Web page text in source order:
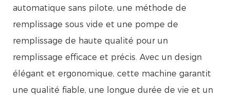
automatique sans pilote, une méthode de
remplissage sous vide et une pompe de
remplissage de haute qualité pour un
remplissage efficace et précis. Avec un design
élégant et ergonomique, cette machine garantit
une qualité fiable, une longue durée de vie et un